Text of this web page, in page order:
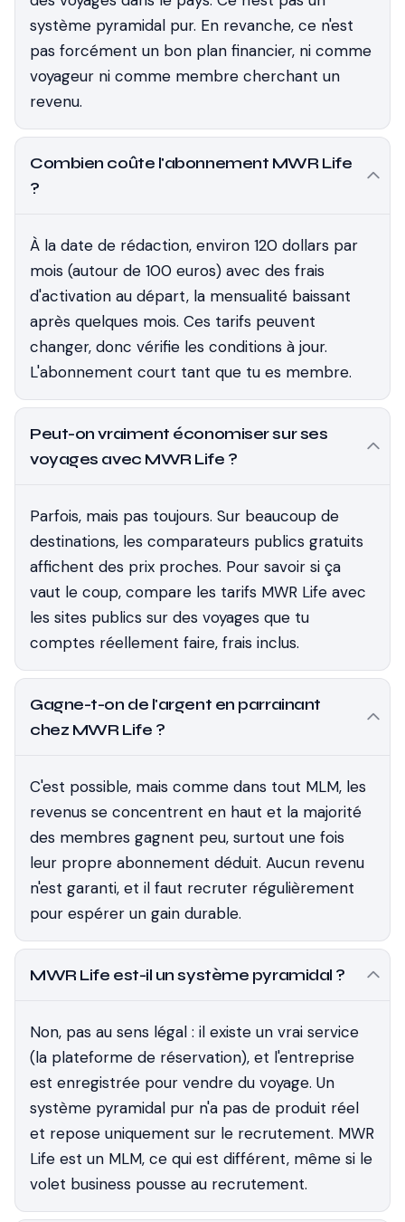
système pyramidal pur. En revanche, ce n'est
pas forcément un bon plan financier, ni comme
voyageur ni comme membre cherchant un
revenu.
Combien coûte l'abonnement MWR Life
?
À la date de rédaction, environ 120 dollars par
mois (autour de 100 euros) avec des frais
d'activation au départ, la mensualité baissant
après quelques mois. Ces tarifs peuvent
changer, donc vérifie les conditions à jour.
L'abonnement court tant que tu es membre.
Peut-on vraiment économiser sur ses
voyages avec MWR Life ?
Parfois, mais pas toujours. Sur beaucoup de
destinations, les comparateurs publics gratuits
affichent des prix proches. Pour savoir si ça
vaut le coup, compare les tarifs MWR Life avec
les sites publics sur des voyages que tu
comptes réellement faire, frais inclus.
Gagne-t-on de l'argent en parrainant
chez MWR Life ?
C'est possible, mais comme dans tout MLM, les
revenus se concentrent en haut et la majorité
des membres gagnent peu, surtout une fois
leur propre abonnement déduit. Aucun revenu
n'est garanti, et il faut recruter régulièrement
pour espérer un gain durable.
MWR Life est-il un système pyramidal ?
Non, pas au sens légal : il existe un vrai service
(la plateforme de réservation), et l'entreprise
est enregistrée pour vendre du voyage. Un
système pyramidal pur n'a pas de produit réel
et repose uniquement sur le recrutement. MWR
Life est un MLM, ce qui est différent, même si le
volet business pousse au recrutement.